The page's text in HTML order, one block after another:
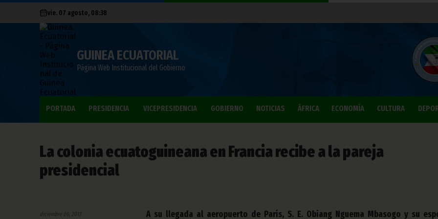
vie. 07 agosto, 08:38
GUINEA ECUATORIAL
Página Web Institucional del Gobierno
PORTADA PRESIDENCIA VICEPRESIDENCIA GOBIERNO NOTICIAS ÁFRICA ECONOMÍA CULTURA
La colonia ecuatoguineana en Francia recibe a la pareja
presidencial
diciembre 06, 2013
A su llegada al aeropuerto de París, S. E. Obiang Nguema Mbasogo y su